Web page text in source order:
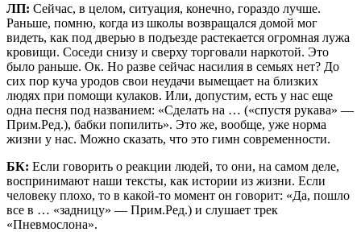
ЛП: Сейчас, в целом, ситуация, конечно, гораздо лучше.
Раньше, помню, когда из школы возвращался домой мог
видеть, как под дверью в подъезде растекается огромная лужа
кровищи. Соседи снизу и сверху торговали наркотой. Это
было раньше. Ок. Но разве сейчас насилия в семьях нет? До
сих пор куча уродов свои неудачи вымещает на близких
людях при помощи кулаков. Или, допустим, есть у нас еще
одна песня под названием: «Сделать на … («спустя рукава» —
Прим.Ред.), бабки попилить». Это же, вообще, уже норма
жизни у нас. Можно сказать, что это гимн современности.
БК: Если говорить о реакции людей, то они, на самом деле,
воспринимают наши тексты, как истории из жизни. Если
человеку плохо, то в какой-то момент он говорит: «Да, пошло
все в … «задницу» — Прим.Ред.) и слушает трек
«Пневмослона».